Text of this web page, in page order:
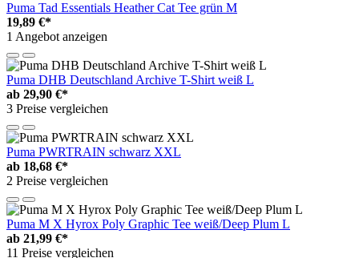
Puma Tad Essentials Heather Cat Tee grün M
19,89 €*
1 Angebot anzeigen
Puma DHB Deutschland Archive T-Shirt weiß L
ab 29,90 €*
3 Preise vergleichen
Puma PWRTRAIN schwarz XXL
ab 18,68 €*
2 Preise vergleichen
Puma M X Hyrox Poly Graphic Tee weiß/Deep Plum L
ab 21,99 €*
11 Preise vergleichen